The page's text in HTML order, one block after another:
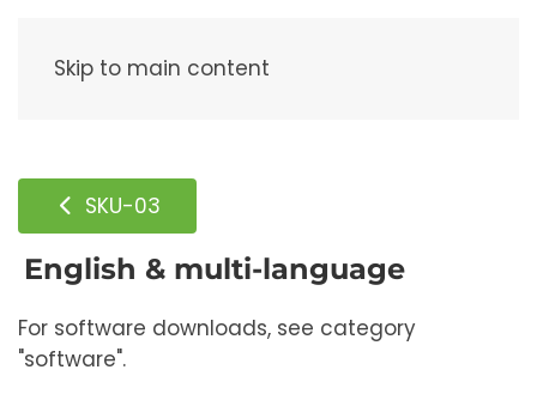
Skip to main content
SKU-03
English & multi-language
For software downloads, see category
"software".